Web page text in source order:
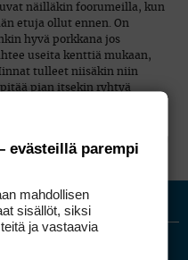
näilläkin foorumeilla, kun
etuja ollut ennen. On
hyvä porkkana jos
useita kenttiä mukaan,
tulleet niisäkin niin
pian itsekin ryhtyä
evästeillä parempi
mahdollisen
sisällöt, siksi
ja vastaavia